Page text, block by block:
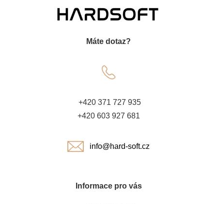
Máte dotaz?
+420 371 727 935
+420 603 927 681
info@hard-soft.cz
Informace pro vás